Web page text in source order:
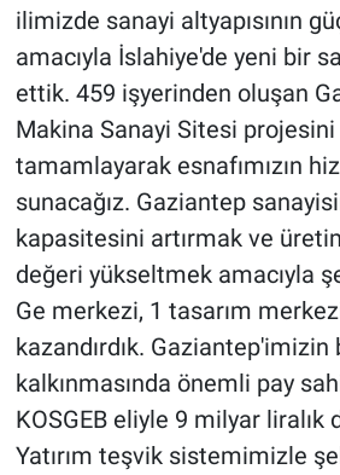
ilimizde sanayi altyapısının
amacıyla İslahiye'de yeni bir
ettik. 459 işyerinden oluşan
Makina Sanayi Sitesi projesini
tamamlayarak esnafımızın
sunacağız. Gaziantep
kapasitesini artırmak ve
değeri yükseltmek amacıyla
Ge merkezi, 1 tasarım
kazandırdık. Gaziantep'imizin
kalkınmasında önemli pay
KOSGEB eliyle 9 milyar liralık
Yatırım teşvik sistemimizle